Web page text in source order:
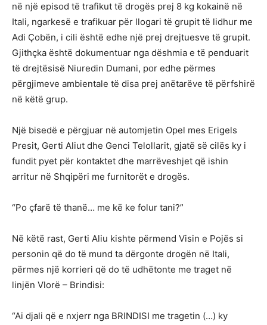
në një episod të trafikut të drogës prej 8 kg kokainë në
Itali, ngarkesë e trafikuar për llogari të grupit të lidhur me
Adi Çobën, i cili është edhe një prej drejtuesve të grupit.
Gjithçka është dokumentuar nga dëshmia e të penduarit
të drejtësisë Niuredin Dumani, por edhe përmes
përgjimeve ambientale të disa prej anëtarëve të përfshirë
në këtë grup.
Një bisedë e përgjuar në automjetin Opel mes Erigels
Presit, Gerti Aliut dhe Genci Telollarit, gjatë së cilës ky i
fundit pyet për kontaktet dhe marrëveshjet që ishin
arritur në Shqipëri me furnitorët e drogës.
“Po çfarë të thanë… me kë ke folur tani?”
Në këtë rast, Gerti Aliu kishte përmend Visin e Pojës si
personin që do të mund ta dërgonte drogën në Itali,
përmes një korrieri që do të udhëtonte me traget në
linjën Vlorë – Brindisi:
“Ai djali që e nxjerr nga BRINDISI me tragetin (…) ky